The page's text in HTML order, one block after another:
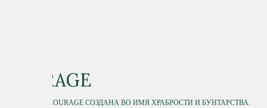
COURAGE
КОЛЛЕКЦИЯ COURAGE СОЗДАНА ВО ИМЯ ХРАБРОСТИ И БУНТАРСТВА.